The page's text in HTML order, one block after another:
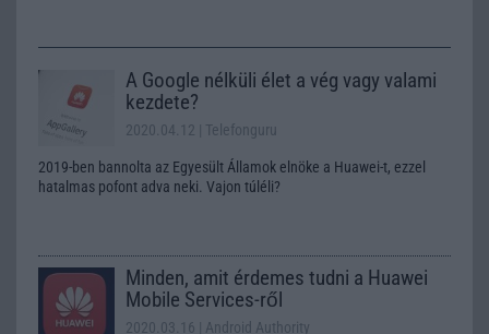
A Google nélküli élet a vég vagy valami
kezdete?
2020.04.12 | Telefonguru
2019-ben bannolta az Egyesült Államok elnöke a Huawei-t, ezzel
hatalmas pofont adva neki. Vajon túléli?
Minden, amit érdemes tudni a Huawei
Mobile Services-ről
2020.03.16 | Android Authority